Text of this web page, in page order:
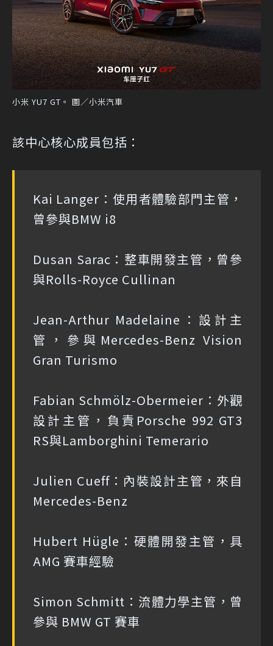
小米 YU7 GT。 圖／小米汽車
該中心核心成員包括：
Kai Langer：使用者體驗部門主管，
曾參與BMW i8
Dusan Sarac：整車開發主管，曾參
與Rolls-Royce Cullinan
Jean-Arthur Madelaine：設計主
管，參與Mercedes-Benz Vision
Gran Turismo
Fabian Schmölz-Obermeier：外觀
設計主管，負責Porsche 992 GT3
RS與Lamborghini Temerario
Julien Cueff：內裝設計主管，來自
Mercedes-Benz
Hubert Hügle：硬體開發主管，具
AMG 賽車經驗
Simon Schmitt：流體力學主管，曾
參與 BMW GT 賽車